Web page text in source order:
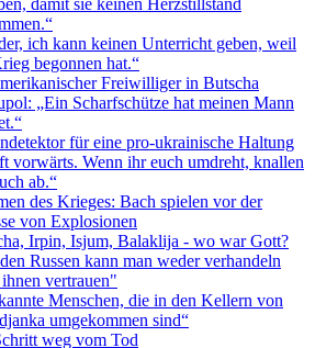
damit sie keinen Herzstillstand
ich kann keinen Unterricht geben, weil
begonnen hat.“
Freiwilliger in Butscha
„Ein Scharfschütze hat meinen Mann
für eine pro-ukrainische Haltung
vorwärts. Wenn ihr euch umdreht, knallen
ab.“
des Krieges: Bach spielen vor der
von Explosionen
Irpin, Isjum, Balaklija - wo war Gott?
Russen kann man weder verhandeln
vertrauen"
Menschen, die in den Kellern von
umgekommen sind“
weg vom Tod